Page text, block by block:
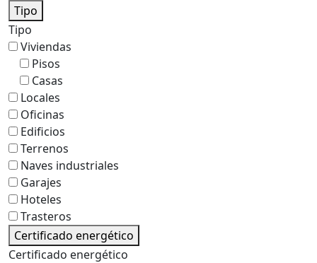
Tipo
Tipo
Viviendas
Pisos
Casas
Locales
Oficinas
Edificios
Terrenos
Naves industriales
Garajes
Hoteles
Trasteros
Certificado energético
Certificado energético